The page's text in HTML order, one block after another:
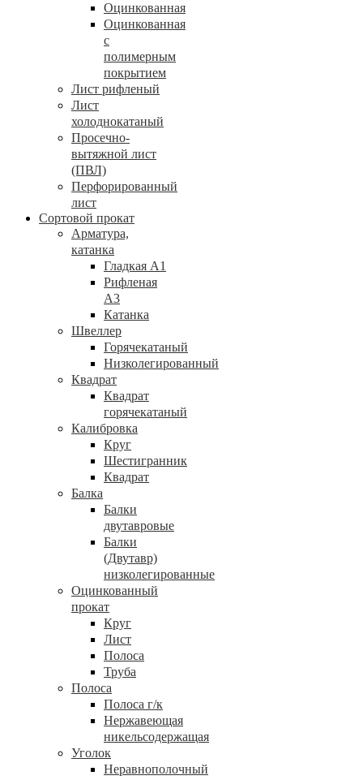
Оцинкованная
Оцинкованная
с
полимерным
покрытием
Лист рифленый
Лист
холоднокатаный
Просечно-
вытяжной лист
(ПВЛ)
Перфорированный
лист
Сортовой прокат
Арматура,
катанка
Гладкая А1
Рифленая
А3
Катанка
Швеллер
Горячекатаный
Низколегированный
Квадрат
Квадрат
горячекатаный
Калибровка
Круг
Шестигранник
Квадрат
Балка
Балки
двутавровые
Балки
(Двутавр)
низколегированные
Оцинкованный
прокат
Круг
Лист
Полоса
Труба
Полоса
Полоса г/к
Нержавеющая
никельсодержащая
Уголок
Неравнополочный